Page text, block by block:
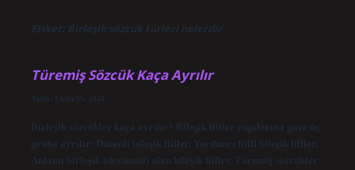
Etiket: Birleşik sözcük türleri nelerdir
Türemiş Sözcük Kaça Ayrılır
Tarih: Ekim 15, 2024
Birleşik sözcükler kaça ayrılır? Bileşik fiiller yapılarına göre üç
gruba ayrılır: Düzenli bileşik fiiller. Yardımcı fiilli bileşik fiiller.
Anlamı birleşik (deyimsel) olan bileşik fiiller. Türemiş sözcükler